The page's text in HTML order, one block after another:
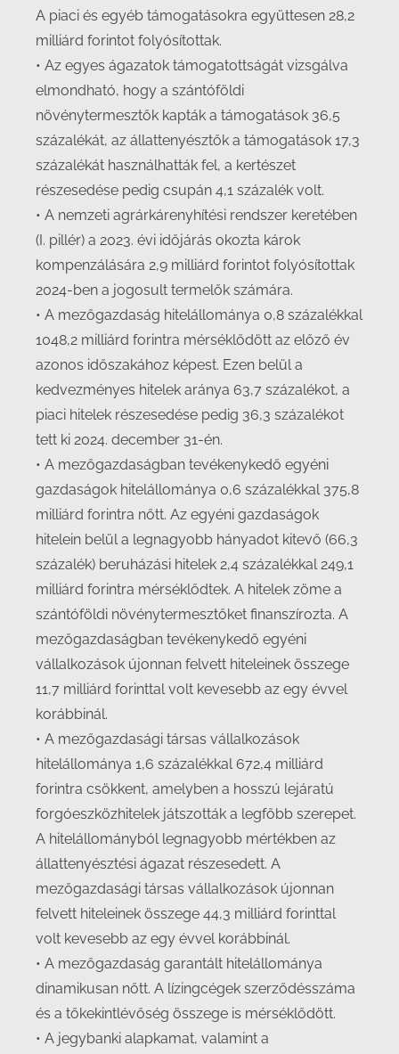
A piaci és egyéb támogatásokra együttesen 28,2
milliárd forintot folyósítottak.
• Az egyes ágazatok támogatottságát vizsgálva
elmondható, hogy a szántóföldi
növénytermesztők kapták a támogatások 36,5
százalékát, az állattenyésztők a támogatások 17,3
százalékát használhatták fel, a kertészet
részesedése pedig csupán 4,1 százalék volt.
• A nemzeti agrárkárenyhítési rendszer keretében
(I. pillér) a 2023. évi időjárás okozta károk
kompenzálására 2,9 milliárd forintot folyósítottak
2024-ben a jogosult termelők számára.
• A mezőgazdaság hitelállománya 0,8 százalékkal
1048,2 milliárd forintra mérséklődött az előző év
azonos időszakához képest. Ezen belül a
kedvezményes hitelek aránya 63,7 százalékot, a
piaci hitelek részesedése pedig 36,3 százalékot
tett ki 2024. december 31-én.
• A mezőgazdaságban tevékenykedő egyéni
gazdaságok hitelállománya 0,6 százalékkal 375,8
milliárd forintra nőtt. Az egyéni gazdaságok
hitelein belül a legnagyobb hányadot kitevő (66,3
százalék) beruházási hitelek 2,4 százalékkal 249,1
milliárd forintra mérséklődtek. A hitelek zöme a
szántóföldi növénytermesztőket finanszírozta. A
mezőgazdaságban tevékenykedő egyéni
vállalkozások újonnan felvett hiteleinek összege
11,7 milliárd forinttal volt kevesebb az egy évvel
korábbinál.
• A mezőgazdasági társas vállalkozások
hitelállománya 1,6 százalékkal 672,4 milliárd
forintra csökkent, amelyben a hosszú lejáratú
forgóeszközhitelek játszották a legfőbb szerepet.
A hitelállományból legnagyobb mértékben az
állattenyésztési ágazat részesedett. A
mezőgazdasági társas vállalkozások újonnan
felvett hiteleinek összege 44,3 milliárd forinttal
volt kevesebb az egy évvel korábbinál.
• A mezőgazdaság garantált hitelállománya
dinamikusan nőtt. A lízingcégek szerződésszáma
és a tőkekintlévőség összege is mérséklődött.
• A jegybanki alapkamat, valamint a